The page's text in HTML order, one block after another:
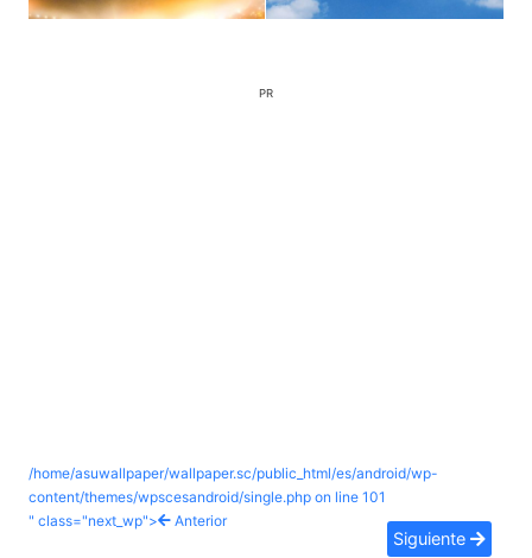
PR
/home/asuwallpaper/wallpaper.sc/public_html/es/android/wp-
content/themes/wpscesandroid/single.php on line 101
" class="next_wp">
Anterior
Siguiente